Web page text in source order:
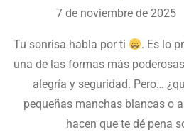
7 de noviembre de 2025
Tu sonrisa habla por ti
. Es lo
una de las formas más
alegría y seguridad. Pero…
pequeñas manchas blancas o
hacen que te dé pena